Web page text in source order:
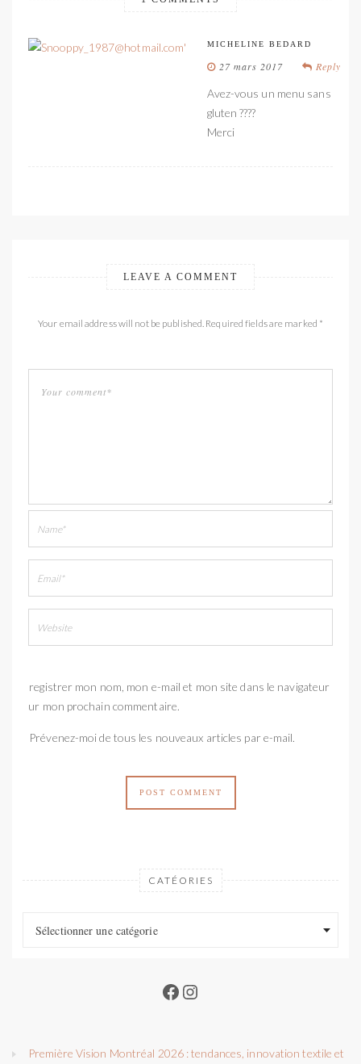
MICHELINE BEDARD
Reply
27 mars 2017
Avez-vous un menu sans
gluten ????
Merci
LEAVE A COMMENT
Your email address will not be published. Required fields are marked *
Enregistrer mon nom, mon e-mail et mon site dans le navigateur
pour mon prochain commentaire.
Prévenez-moi de tous les nouveaux articles par e-mail.
CATÉORIES
Sélectionner une catégorie
Facebook
Instagram
Première Vision Montréal 2026 : tendances, innovation textile et